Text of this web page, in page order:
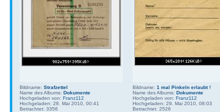
Bildname: Strafzettel
Name des Albums: Dokumente
Hochgeladen von: Franz112
Hochgeladen: 28. Mai 2010, 00:41
Betrachtet: 3356
Bildname: 1 mal Pinkeln erlaubt !
Name des Albums: Dokumente
Hochgeladen von: Franz112
Hochgeladen: 29. Mai 2010, 08:03
Betrachtet: 2526